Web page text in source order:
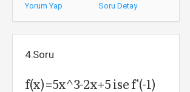
Yorum Yap
Soru Detay
4.Soru
f(x)=5x^3-2x+5 ise f'(-1)